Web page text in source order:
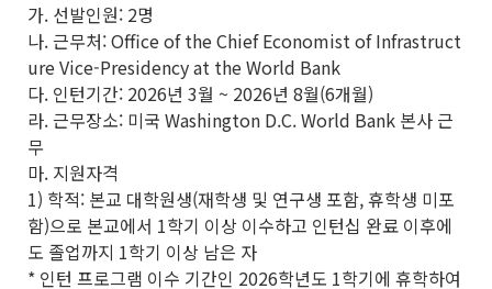
가. 선발인원: 2명
나. 근무처: Office of the Chief Economist of Infrastruct
ure Vice-Presidency at the World Bank
다. 인턴기간: 2026년 3월 ~ 2026년 8월(6개월)
라. 근무장소: 미국 Washington D.C. World Bank 본사 근
무
마. 지원자격
1) 학적: 본교 대학원생(재학생 및 연구생 포함, 휴학생 미포
함)으로 본교에서 1학기 이상 이수하고 인턴십 완료 이후에
도 졸업까지 1학기 이상 남은 자
* 인턴 프로그램 이수 기간인 2026학년도 1학기에 휴학하여